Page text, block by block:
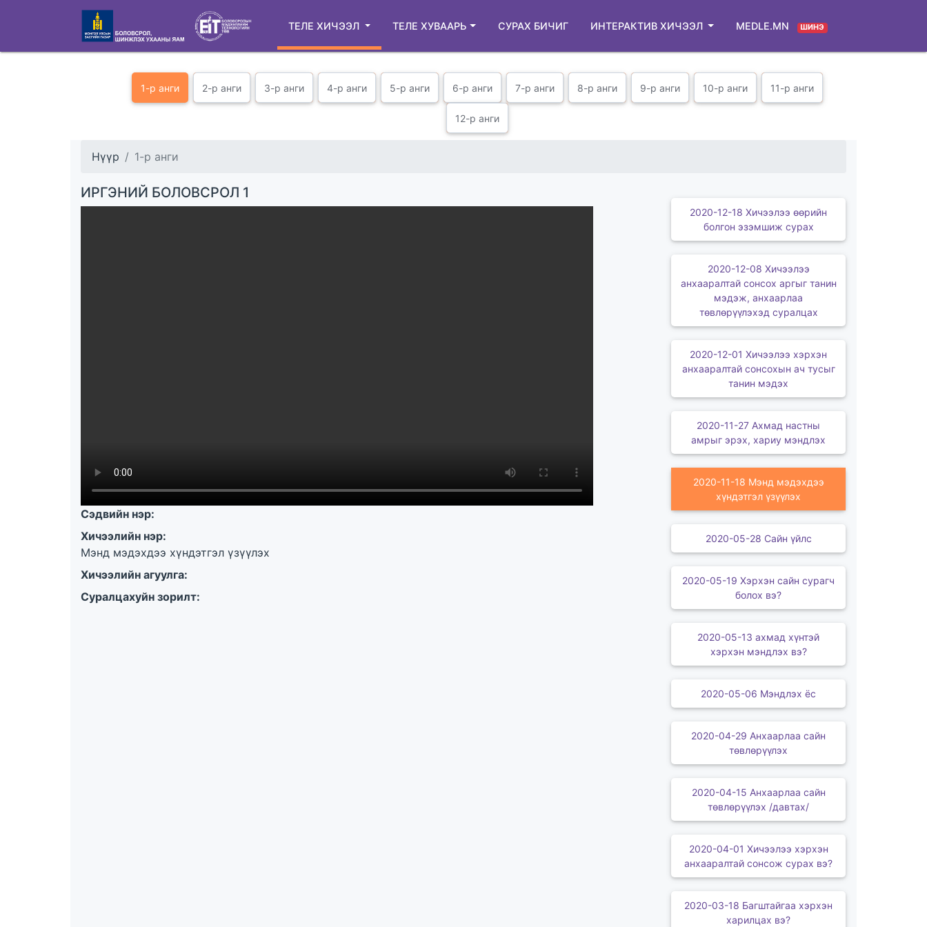
ТЕЛЕ ХИЧЭЭЛ ТЕЛЕ ХУВААРЬ СУРАХ БИЧИГ ИНТЕРАКТИВ ХИЧЭЭЛ MEDLE.MN ШИНЭ
1-р анги 2-р анги 3-р анги 4-р анги 5-р анги 6-р анги 7-р анги 8-р анги 9-р анги 10-р анги 11-р анги
12-р анги
Нүүр 1-р анги
ИРГЭНИЙ БОЛОВСРОЛ 1
Сэдвийн нэр:
Хичээлийн нэр:
Мэнд мэдэхдээ хүндэтгэл үзүүлэх
Хичээлийн агуулга:
Суралцахуйн зорилт:
2020-12-18 Хичээлээ өөрийн
болгон эзэмшиж сурах
2020-12-08 Хичээлээ
анхааралтай сонсох аргыг танин
мэдэж, анхаарлаа
төвлөрүүлэхэд суралцах
2020-12-01 Хичээлээ хэрхэн
анхааралтай сонсохын ач тусыг
танин мэдэх
2020-11-27 Ахмад настны
амрыг эрэх, хариу мэндлэх
2020-11-18 Мэнд мэдэхдээ
хүндэтгэл үзүүлэх
2020-05-28 Сайн үйлс
2020-05-19 Хэрхэн сайн сурагч
болох вэ?
2020-05-13 ахмад хүнтэй
хэрхэн мэндлэх вэ?
2020-05-06 Мэндлэх ёс
2020-04-29 Анхаарлаа сайн
төвлөрүүлэх
2020-04-15 Анхаарлаа сайн
төвлөрүүлэх /давтах/
2020-04-01 Хичээлээ хэрхэн
анхааралтай сонсож сурах вэ?
2020-03-18 Багштайгаа хэрхэн
харилцах вэ?